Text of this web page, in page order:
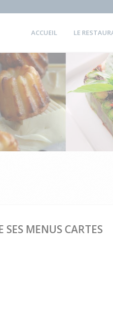
ACCUEIL LE
SES MENUS CARTES